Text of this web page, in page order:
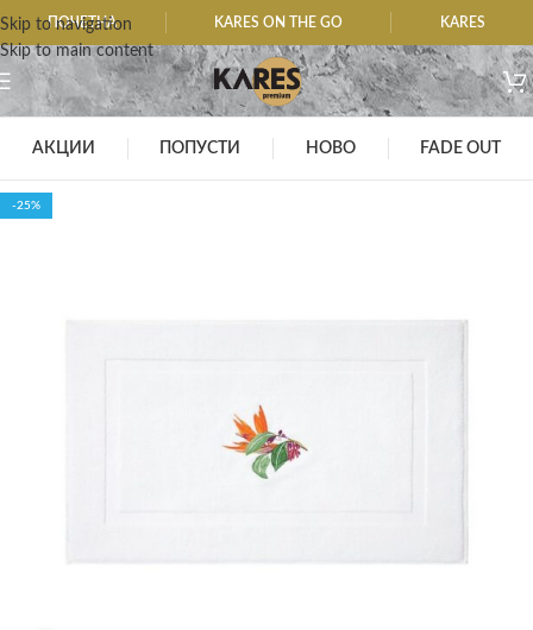
Skip to navigation
Skip to main content
ПОЧЕТНА KARES ON THE GO KARES
АКЦИИ ПОПУСТИ НОВО FADE OUT
-25%